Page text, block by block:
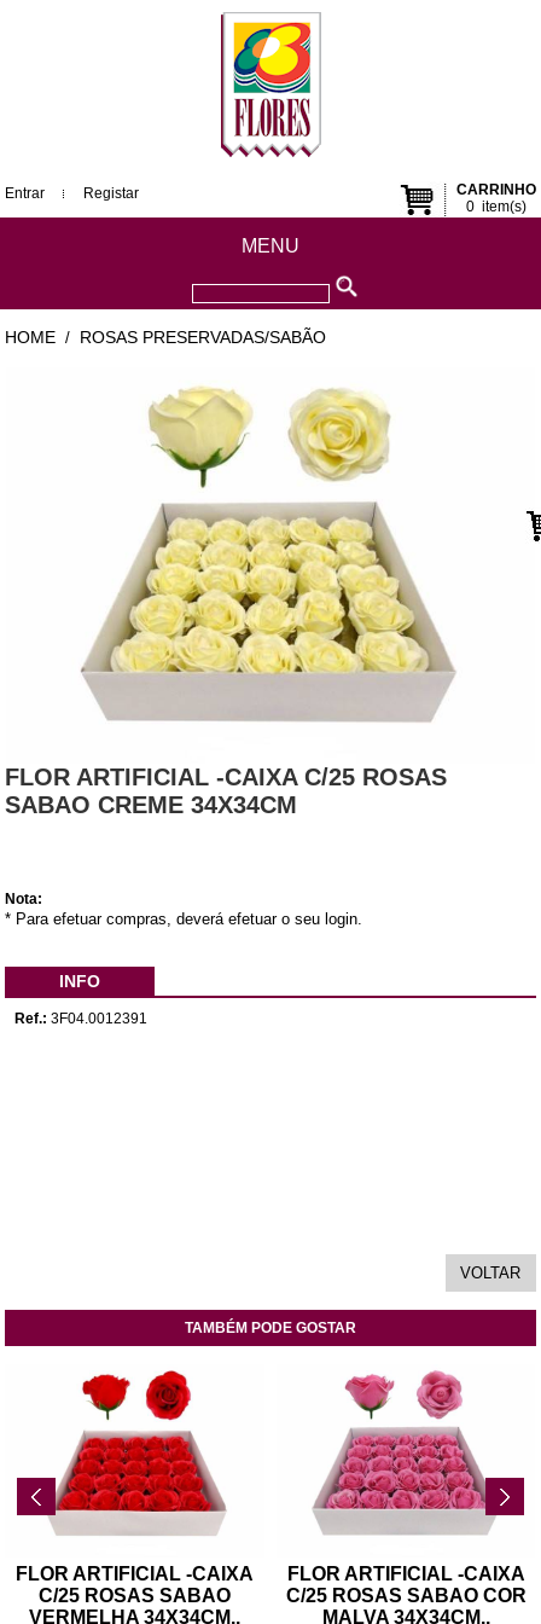
CARRINHO
0item(s)
Entrar Registar
MENU
HOME / ROSAS PRESERVADAS/SABÃO
FLOR ARTIFICIAL -CAIXA C/25 ROSAS
SABAO CREME 34X34CM
Nota:
* Para efetuar compras, deverá efetuar o seu login.
INFO
Ref.: 3F04.0012391
TAMBÉM PODE GOSTAR
FLOR ARTIFICIAL -CAIXA
C/25 ROSAS SABAO
VERMELHA 34X34CM..
FLOR ARTIFICIAL -CAIXA
C/25 ROSAS SABAO COR
MALVA 34X34CM..